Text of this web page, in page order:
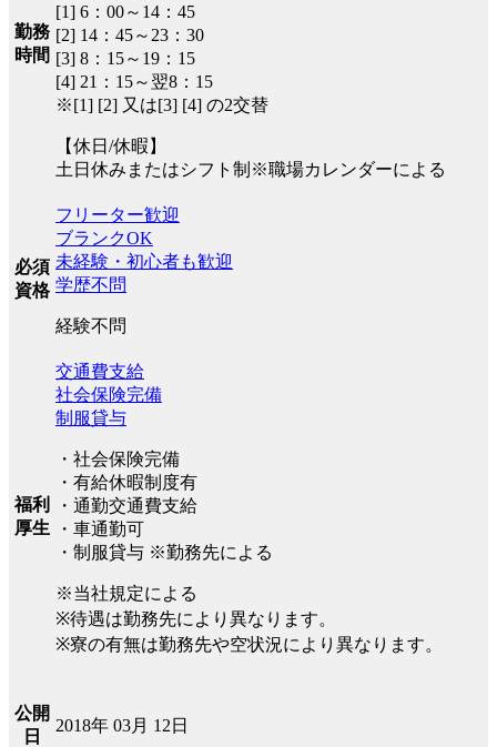
勤務
時間
[1] 6：00～14：45
[2] 14：45～23：30
[3] 8：15～19：15
[4] 21：15～翌8：15
※[1] [2] 又は[3] [4] の2交替
【休日/休暇】
土日休みまたはシフト制※職場カレンダーによる
必須
資格
フリーター歓迎
ブランクOK
未経験・初心者も歓迎
学歴不問
経験不問
福利
厚生
交通費支給
社会保険完備
制服貸与
・社会保険完備
・有給休暇制度有
・通勤交通費支給
・車通勤可
・制服貸与 ※勤務先による
※当社規定による
※待遇は勤務先により異なります。
※寮の有無は勤務先や空状況により異なります。
公開
日
2018年 03月 12日